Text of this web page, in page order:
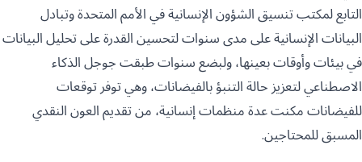
التابع لمكتب تنسيق الشؤون الإنسانية في الأمم المتحدة وتبادل
البيانات الإنسانية على مدى سنوات لتحسين القدرة على تحليل البيانات
في بيئات وأوقات بعينها، ولبضع سنوات طبقت جوجل الذكاء
الاصطناعي لتعزيز حالة التنبؤ بالفيضانات، وهي توفر توقعات
للفيضانات مكنت عدة منظمات إنسانية، من تقديم العون النقدي
المسبق للمحتاجين.